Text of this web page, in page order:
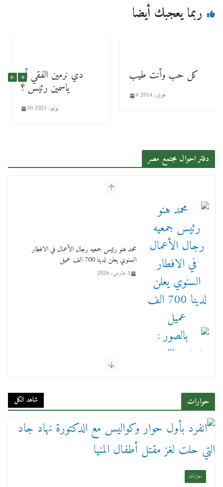
ربما يعجبك أيضا
دي نرمين الفقي أم
ياسمين رئيس ؟
30 يوليو، 2023
كل حب وأنت طيب
4 فبراير، 2014
دفتر احوال مجتمع مصر
السنوي يعلن لدينا 700 الف عميل
5 مارس، 2026
بالصور : بحضور الفريق كامل الوزير وزير النقل
حوارات شاهد الكل
حوارات